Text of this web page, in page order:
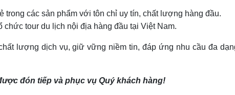
trong các sản phẩm với tôn chỉ uy tín, chất lượng hàng đầu.
tour du lịch nội địa hàng đầu tại Việt Nam.
lượng dịch vụ, giữ vững niềm tin, đáp ứng nhu cầu đa
đón tiếp và phục vụ Quý khách hàng!